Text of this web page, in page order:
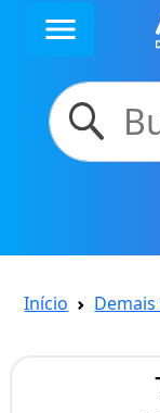
menu
Início